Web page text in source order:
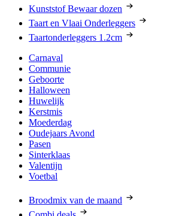
Kunststof Bewaar dozen
Taart en Vlaai Onderleggers
Taartonderleggers 1.2cm
Carnaval
Communie
Geboorte
Halloween
Huwelijk
Kerstmis
Moederdag
Oudejaars Avond
Pasen
Sinterklaas
Valentijn
Voetbal
Broodmix van de maand